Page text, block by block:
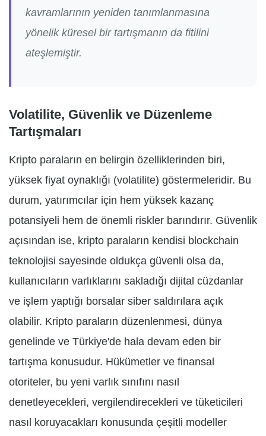
kavramlarının yeniden tanımlanmasına
yönelik küresel bir tartışmanın da fitilini
ateşlemiştir.
Volatilite, Güvenlik ve Düzenleme
Tartışmaları
Kripto paraların en belirgin özelliklerinden biri,
yüksek fiyat oynaklığı (volatilite) göstermeleridir. Bu
durum, yatırımcılar için hem yüksek kazanç
potansiyeli hem de önemli riskler barındırır. Güvenlik
açısından ise, kripto paraların kendisi blockchain
teknolojisi sayesinde oldukça güvenli olsa da,
kullanıcıların varlıklarını sakladığı dijital cüzdanlar
ve işlem yaptığı borsalar siber saldırılara açık
olabilir. Kripto paraların düzenlenmesi, dünya
genelinde ve Türkiye'de hala devam eden bir
tartışma konusudur. Hükümetler ve finansal
otoriteler, bu yeni varlık sınıfını nasıl
denetleyecekleri, vergilendirecekleri ve tüketicileri
nasıl koruyacakları konusunda çeşitli modeller